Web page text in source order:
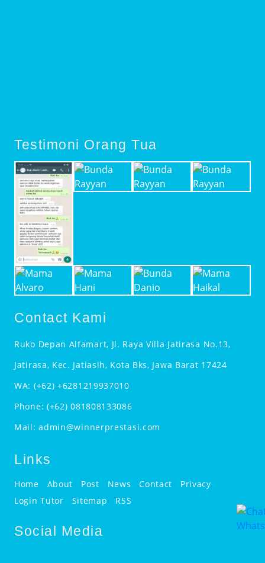
Testimoni Orang Tua
Contact Kami
Ruko Depan Alfamart, Jl. Raya Villa Jatirasa No.13,
Jatirasa, Kec. Jatiasih, Kota Bks, Jawa Barat 17424
WA: (+62) +6281219937010
Phone: (+62) 081808133086
Mail:admin@winnerprestasi.com
Links
Home About Post News Contact
Privacy
Login Tutor
Sitemap RSS
Social Media